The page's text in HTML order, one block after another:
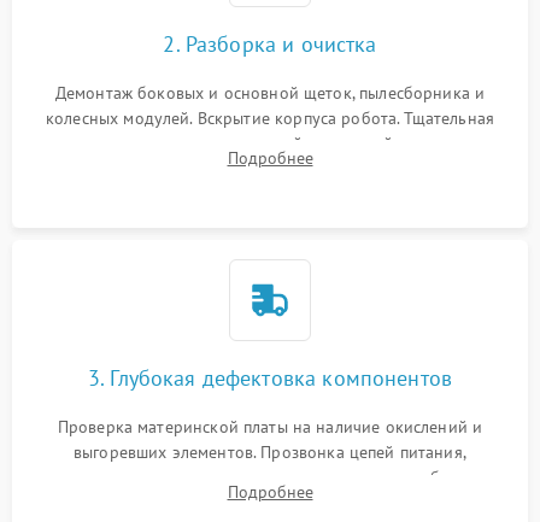
2. Разборка и очистка
Демонтаж боковых и основной щеток, пылесборника и
колесных модулей. Вскрытие корпуса робота. Тщательная
очистка внутренних полостей, шестерней и плат от
скопившейся пыли, волос и шерсти животных с
Подробнее
3. Глубокая дефектовка компонентов
Проверка материнской платы на наличие окислений и
выгоревших элементов. Прозвонка цепей питания,
тестирование приводных моторов колес и турбины
всасывания. Оценка состояния оптических и инфракрасных
Подробнее